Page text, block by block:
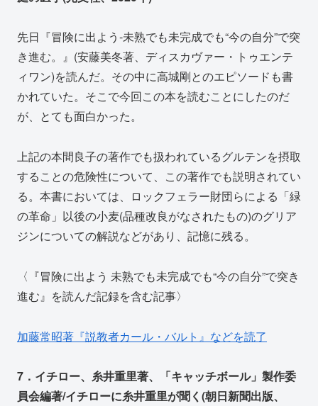
先日『冒険に出よう‐未熟でも未完成でも“今の自分”で突
き進む。』(安藤美冬著、ディスカヴァー・トゥエンテ
ィワン)を読んだ。その中に高城剛とのエピソードも書
かれていた。そこで今回この本を読むことにしたのだ
が、とても面白かった。
上記の本間良子の著作でも扱われているグルテンを摂取
することの危険性について、この著作でも説明されてい
る。本書においては、ロックフェラー財団らによる「緑
の革命」以後の小麦(品種改良がなされたもの)のグリア
ジンについての解説などがあり、記憶に残る。
〈『冒険に出よう 未熟でも未完成でも“今の自分”で突き
進む』を読んだ記録を含む記事〉
加藤常昭著『説教者カール・バルト』などを読了
7．イチロー、糸井重里著、「キャッチボール」製作委
員会編著/イチローに糸井重里が聞く(朝日新聞出版、